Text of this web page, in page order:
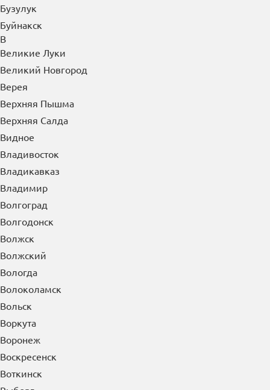
Бузулук
Буйнакск
В
Великие Луки
Великий Новгород
Верея
Верхняя Пышма
Верхняя Салда
Видное
Владивосток
Владикавказ
Владимир
Волгоград
Волгодонск
Волжск
Волжский
Вологда
Волоколамск
Вольск
Воркута
Воронеж
Воскресенск
Воткинск